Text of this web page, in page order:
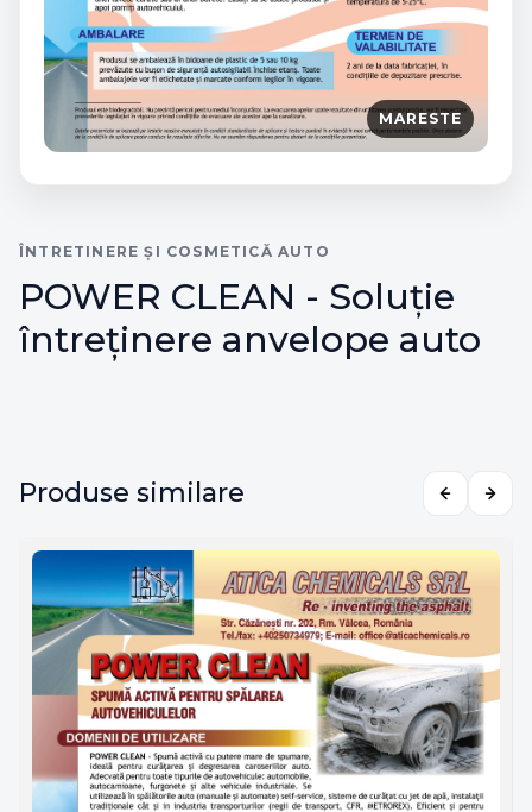
MARESTE
ÎNTRETINERE ȘI COSMETICĂ AUTO
POWER CLEAN - Soluție
întreținere anvelope auto
Produse similare